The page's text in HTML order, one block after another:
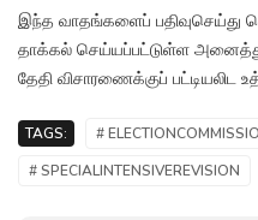
இந்த வாதங்களைப் பதிவுசெய்து
தாக்கல் செய்யப்பட்டுள்ள
தேதி விசாரணைக்குப் பட்டியலிட
TAGS:
#
# SPECIALINTENSIVEREVISION